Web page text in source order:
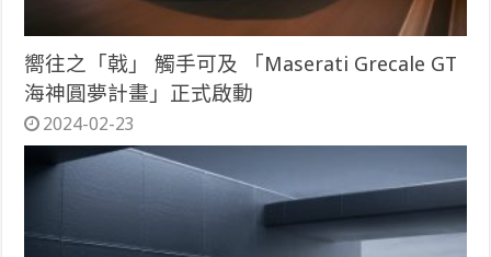
嚮往之「戟」 觸手可及 「Maserati Grecale GT
海神圓夢計畫」正式啟動
2024-02-23